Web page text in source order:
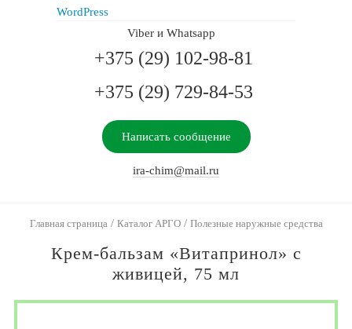
Viber и Whatsapp
+375 (29) 102-98-81
+375 (29) 729-84-53
Написать сообщение
ira-chim@mail.ru
Главная страница / Каталог АРГО/ Полезные наружные средства
Крем-бальзам «Витапринол» с
живицей, 75 мл